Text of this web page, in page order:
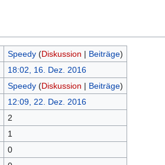
Speedy (Diskussion | Beiträge)
18:02, 16. Dez. 2016
Speedy (Diskussion | Beiträge)
12:09, 22. Dez. 2016
2
1
0